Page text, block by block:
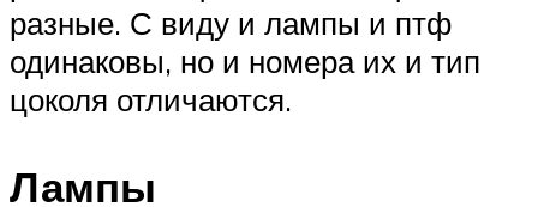
разные. С виду и лампы и птф
одинаковы, но и номера их и тип
цоколя отличаются.
Лампы